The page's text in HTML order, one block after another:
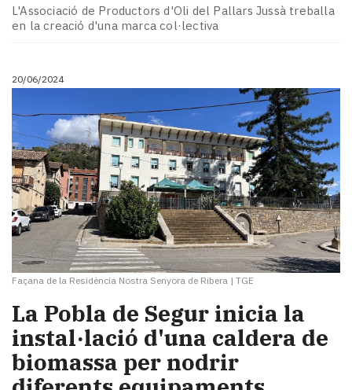
L'Associació de Productors d'Oli del Pallars Jussà treballa
en la creació d'una marca col·lectiva
20/06/2024
Façana de la Residència Nostra Senyora de Ribera | TGE
La Pobla de Segur inicia la
instal·lació d'una caldera de
biomassa per nodrir